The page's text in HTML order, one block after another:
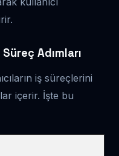
Adımları
iş süreçlerini
içerir. İşte bu